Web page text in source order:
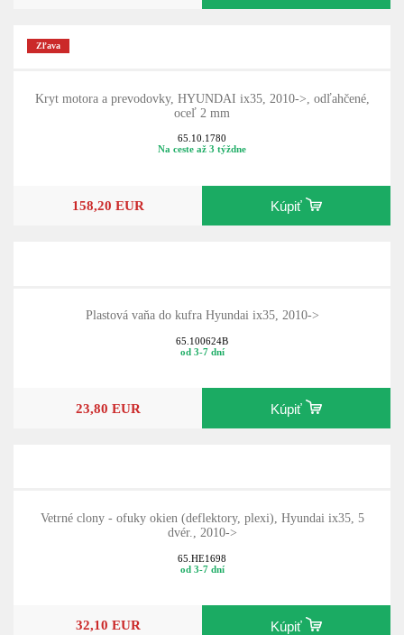
Zľava
Kryt motora a prevodovky, HYUNDAI ix35, 2010->, odľahčené,
oceľ 2 mm
65.10.1780
Na ceste až 3 týždne
158,20 EUR Kúpiť
Plastová vaňa do kufra Hyundai ix35, 2010->
65.100624B
od 3-7 dní
23,80 EUR Kúpiť
Vetrné clony - ofuky okien (deflektory, plexi), Hyundai ix35, 5
dvér., 2010->
65.HE1698
od 3-7 dní
32,10 EUR Kúpiť